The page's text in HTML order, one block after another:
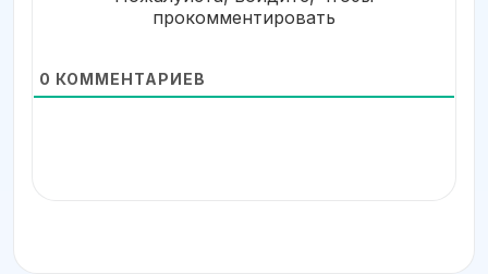
прокомментировать
0 КОММЕНТАРИЕВ